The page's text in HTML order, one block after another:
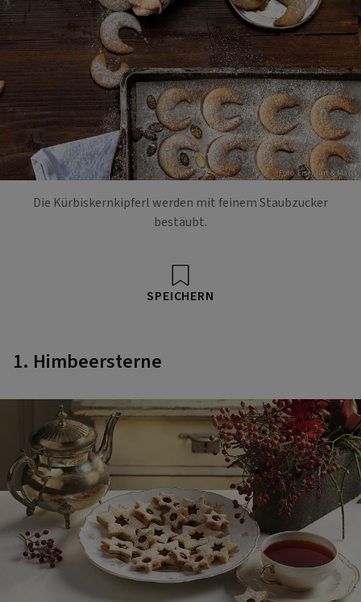
Foto: Eisenhut & Mayer
Die Kürbiskernkipferl werden mit feinem Staubzucker
bestäubt.
SPEICHERN
1. Himbeersterne